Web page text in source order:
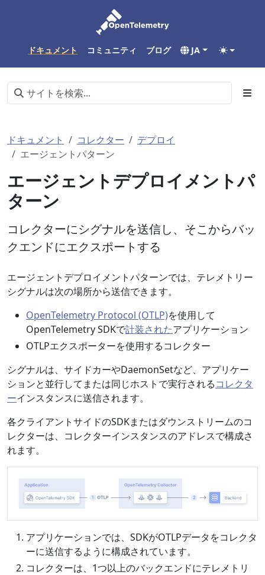
ドキュメント コミュニティ ブログ JA
ドキュメント コレクター
デプロイ
エージェントパターン
エージェントデプロイメントパ
ターン
コレクターにシグナルを送信し、そこからバッ
クエンドにエクスポートする
エージェントデプロイメントパターンでは、テレメトリー
シグナルは次の場所から送信できます。
OpenTelemetry Protocol (OTLP)を使用して
OpenTelemetry SDKで計装されたアプリケーション
OTLPエクスポーターを使用するコレクター
シグナルは、サイドカーやDaemonSetなど、アプリケー
ションと並行してまたは同じホストで実行されるコレクタ
ーインスタンスに送信されます。
各クライアントサイドのSDKまたはダウンストリームのコ
レクターは、コレクターインスタンスのアドレスで構成さ
れます。
アプリケーションでは、SDKがOTLPデータをコレクタ
ーに送信するように構成されています。
コレクターは、1つ以上のバックエンドにテレメトリ